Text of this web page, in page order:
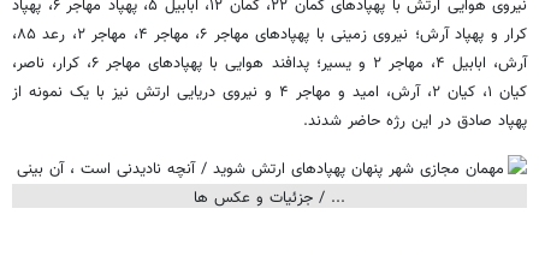
نیروی هوایی ارتش با پهپادهای کمان ۲۲، کمان ۱۲، ابابیل ۵، پهپاد مهاجر ۶، پهپاد
کرار و پهپاد آرش؛ نیروی زمینی با پهپادهای مهاجر ۶، مهاجر ۴، مهاجر ۲، رعد ۸۵،
آرش، ابابیل ۴، مهاجر ۲ و یسیر؛ پدافند هوایی با پهپادهای مهاجر ۶، کرار، ناصر،
کیان ۱، کیان ۲، آرش، امید و مهاجر ۴ و نیروی دریایی ارتش نیز با یک نمونه از
پهپاد صادق در این رژه حاضر شدند.